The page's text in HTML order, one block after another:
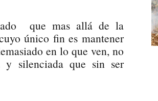
que mas allá de la
único fin es mantener
en lo que ven, no
y silenciada que sin ser